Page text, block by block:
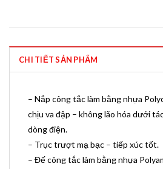
CHI TIẾT SẢN PHẨM
– Nắp công tắc làm bằng nhựa
chịu va đập – không lão hóa dưới
dòng điện.
– Trục trượt mạ bạc – tiếp xúc tốt.
– Đế công tắc làm bằng nhựa